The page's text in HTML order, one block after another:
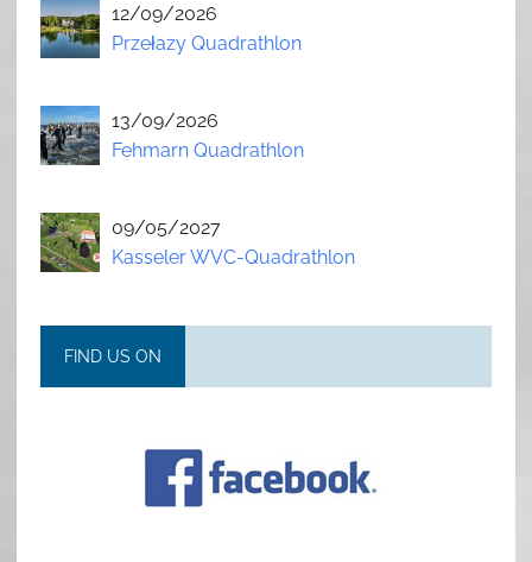
12/09/2026
Przełazy Quadrathlon
13/09/2026
Fehmarn Quadrathlon
09/05/2027
Kasseler WVC-Quadrathlon
FIND US ON